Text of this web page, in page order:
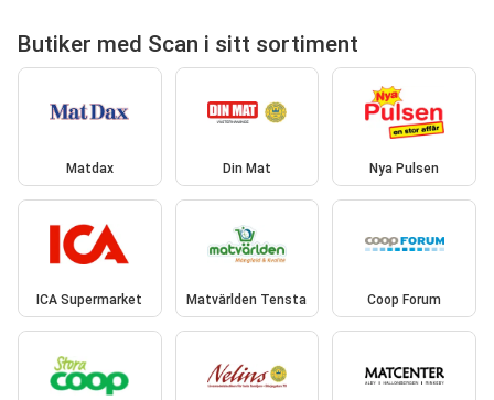
Butiker med Scan i sitt sortiment
Matdax Din Mat Nya Pulsen
ICA Supermarket Matvärlden Tensta Coop Forum